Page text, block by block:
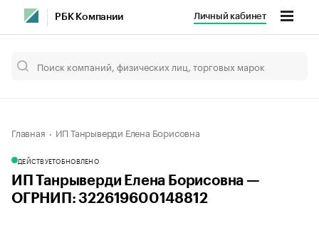
РБК Компании Личный кабинет
Главная ИП Танрыверди Елена Борисовна
ДЕЙСТВУЕТОБНОВЛЕНО
ИП Танрыверди Елена Борисовна —
ОГРНИП: 322619600148812